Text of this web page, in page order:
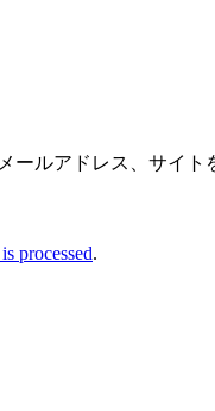
ルアドレス、サイト
processed.